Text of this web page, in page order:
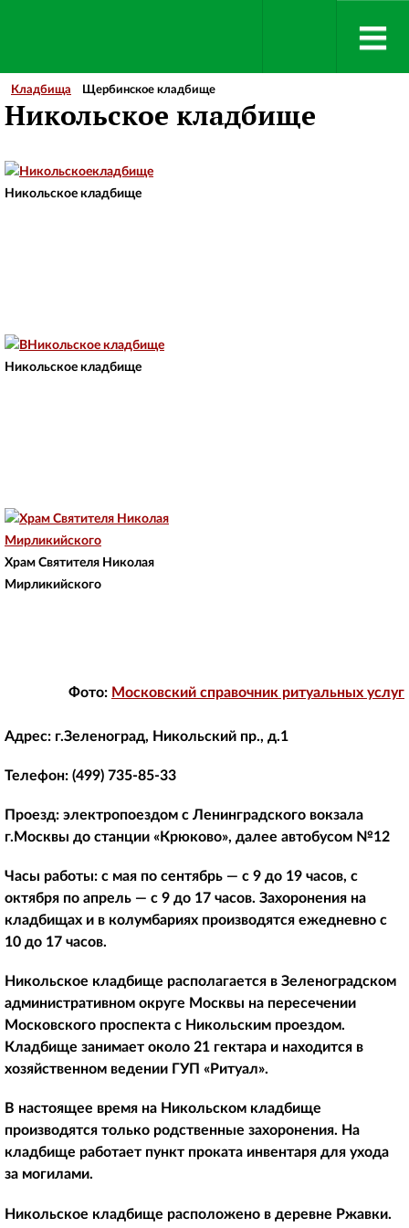
Кладбища Щербинское кладбище
Никольское кладбище
Никольское кладбище
Никольское кладбище
Храм Святителя Николая
Мирликийского
Фото: Московский справочник ритуальных услуг
Адрес: г.Зеленоград, Никольский пр., д.1
Телефон: (499) 735-85-33
Проезд: электропоездом с Ленинградского вокзала
г.Москвы до станции «Крюково», далее автобусом №12
Часы работы: с мая по сентябрь — с 9 до 19 часов, с
октября по апрель — с 9 до 17 часов. Захоронения на
кладбищах и в колумбариях производятся ежедневно с
10 до 17 часов.
Никольское кладбище располагается в Зеленоградском
административном округе Москвы на пересечении
Московского проспекта с Никольским проездом.
Кладбище занимает около 21 гектара и находится в
хозяйственном ведении ГУП «Ритуал».
В настоящее время на Никольском кладбище
производятся только родственные захоронения. На
кладбище работает пункт проката инвентаря для ухода
за могилами.
Никольское кладбище расположено в деревне Ржавки.